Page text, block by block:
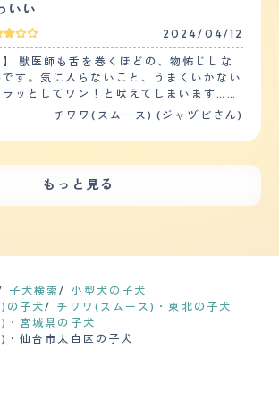
いい
2024/04/12
】 獣医師も舌を巻くほどの、物怖じしな
す。気に入らないこと、うまくいかない
ッとしてワン！と吠えてしまいます…先
ドル14歳）に対しても、遊んで！の気持
の、ものすごい噛みに行きます…獣医師
ん 家族にはそこそこなつき
ぶん敵意むき出しになるとおもいます
心旺盛で気になるもの、こと、があれば
いているのは眠くなってうつらうつらし
興奮しやすく、
と噛んだり大きな声でワンワン鳴くので
ち着かせるしつけが急務です。良くも悪
チワワ(スムース) (ジャヅビさん)
もっと見る
子犬検索
小型犬の子犬
の子犬
チワワ(スムース)・東北の子犬
・宮城県の子犬
・仙台市太白区の子犬